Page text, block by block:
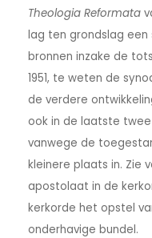
Theologia Reformata
lag ten grondslag een
bronnen inzake de
1951, te weten de
de verdere
ook in de laatste
vanwege de
kleinere plaats in. Zie
apostolaat in de
kerkorde het opstel
onderhavige bundel.